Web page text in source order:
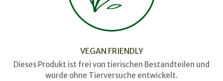
VEGAN FRIENDLY
Dieses Produkt ist frei von tierischen Bestandteilen und
wurde ohne Tierversuche entwickelt.